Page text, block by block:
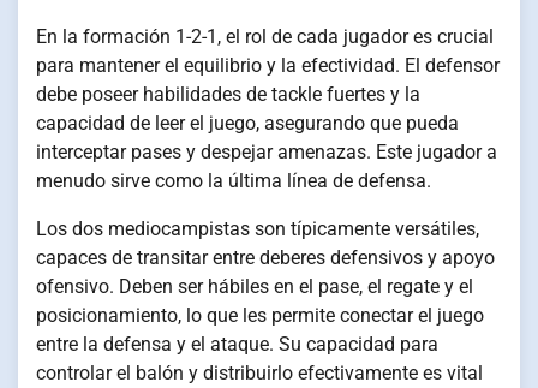
En la formación 1-2-1, el rol de cada jugador es crucial
para mantener el equilibrio y la efectividad. El defensor
debe poseer habilidades de tackle fuertes y la
capacidad de leer el juego, asegurando que pueda
interceptar pases y despejar amenazas. Este jugador a
menudo sirve como la última línea de defensa.
Los dos mediocampistas son típicamente versátiles,
capaces de transitar entre deberes defensivos y apoyo
ofensivo. Deben ser hábiles en el pase, el regate y el
posicionamiento, lo que les permite conectar el juego
entre la defensa y el ataque. Su capacidad para
controlar el balón y distribuirlo efectivamente es vital